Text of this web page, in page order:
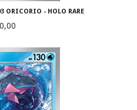
ORICORIO - HOLO RARE